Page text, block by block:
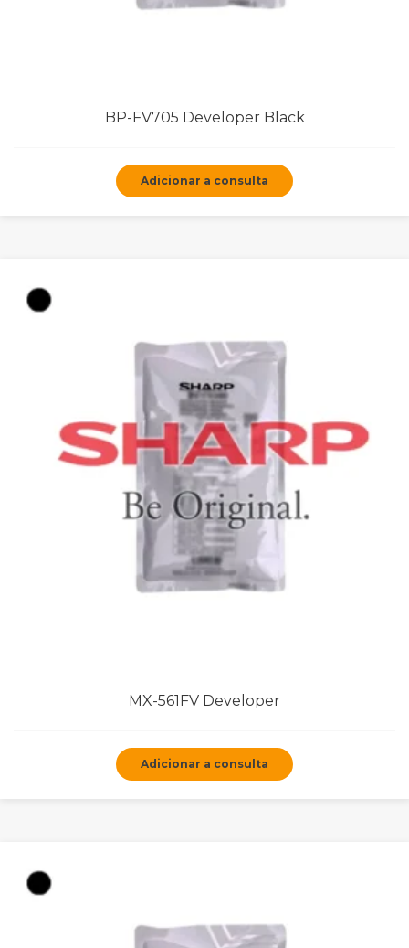
BP-FV705 Developer Black
Adicionar a consulta
MX-561FV Developer
Adicionar a consulta